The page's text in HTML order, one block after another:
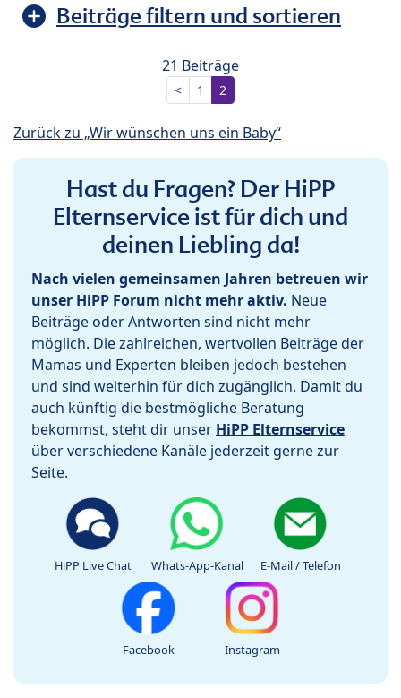
Beiträge filtern und sortieren
21 Beiträge
< 1 2
Zurück zu „Wir wünschen uns ein Baby“
Hast du Fragen? Der HiPP
Elternservice ist für dich und
deinen Liebling da!
Nach vielen gemeinsamen Jahren betreuen wir
unser HiPP Forum nicht mehr aktiv. Neue
Beiträge oder Antworten sind nicht mehr
möglich. Die zahlreichen, wertvollen Beiträge der
Mamas und Experten bleiben jedoch bestehen
und sind weiterhin für dich zugänglich. Damit du
auch künftig die bestmögliche Beratung
bekommst, steht dir unser HiPP Elternservice
über verschiedene Kanäle jederzeit gerne zur
Seite.
HiPP Live Chat Whats-App-Kanal E-Mail / Telefon
Facebook Instagram